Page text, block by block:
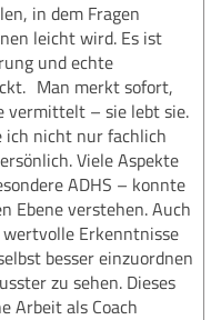
in dem Fragen
leicht wird. Es ist
und echte
Man merkt sofort,
vermittelt – sie lebt sie.
ich nicht nur fachlich
Viele Aspekte
ADHS – konnte
Ebene verstehen. Auch
Erkenntnisse
besser einzuordnen
zu sehen. Dieses
Arbeit als Coach